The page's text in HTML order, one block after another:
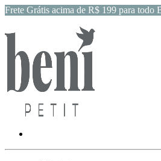
Frete Grátis acima de R$ 199 para todo